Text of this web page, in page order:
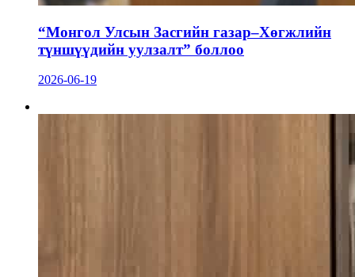
“Монгол Улсын Засгийн газар–Хөгжлийн
түншүүдийн уулзалт” боллоо
2026-06-19